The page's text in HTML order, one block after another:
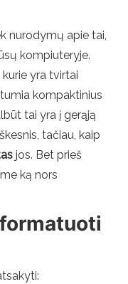
nurodymų apie tai,
kompiuteryje.
kurie yra tvirtai
kompaktinius
tai yra į gerąją
tačiau, kaip
jos. Bet prieš
ką nors